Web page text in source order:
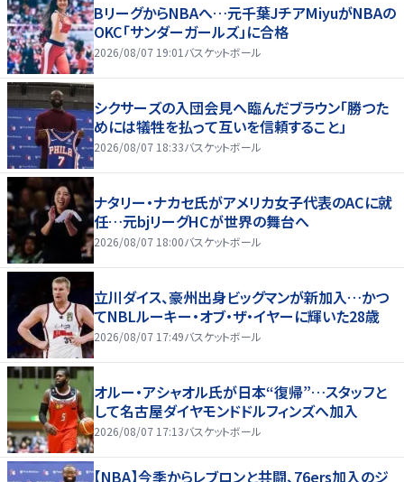
BリーグからNBAへ…元千葉JチアMiyuがNBAの
OKC「サンダーガールズ」に合格
2026/08/07 19:01 バスケットボール
シクサーズの入団会見へ臨んだブラウン「勝つた
めには犠牲を払って互いを信頼すること」
2026/08/07 18:33バスケットボール
ナタリー・ナカセ氏がアメリカ女子代表のACに就
任…元bjリーグHCが世界の舞台へ
2026/08/07 18:00バスケットボール
立川ダイス、豪州出身ビッグマンが新加入…かつ
てNBLルーキー・オブ・ザ・イヤーに輝いた28歳
2026/08/07 17:49バスケットボール
オルー・アシャオル氏が日本“復帰”…スタッフと
して名古屋ダイヤモンドドルフィンズへ加入
2026/08/07 17:13バスケットボール
【NBA】今季からレブロンと共闘、76ers加入のジ